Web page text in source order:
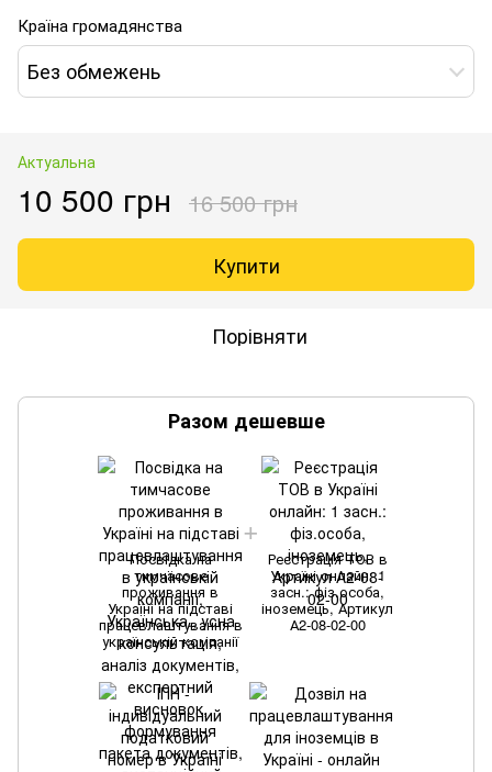
Країна громадянства
Без обмежень
Актуальна
10 500 грн 16 500 грн
Купити
Порівняти
Разом дешевше
Посвідка на
тимчасове
проживання в
Україні на підставі
працевлаштування в
українській компанії
Реєстрація ТОВ в
Україні онлайн: 1
засн.: фіз.особа,
іноземець, Артикул
А2-08-02-00